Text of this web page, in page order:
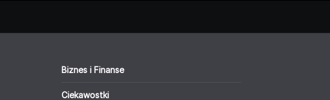
Biznes i Finanse
Ciekawostki